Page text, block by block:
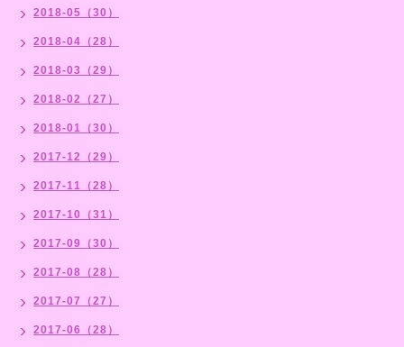
2018-05（30）
2018-04（28）
2018-03（29）
2018-02（27）
2018-01（30）
2017-12（29）
2017-11（28）
2017-10（31）
2017-09（30）
2017-08（28）
2017-07（27）
2017-06（28）